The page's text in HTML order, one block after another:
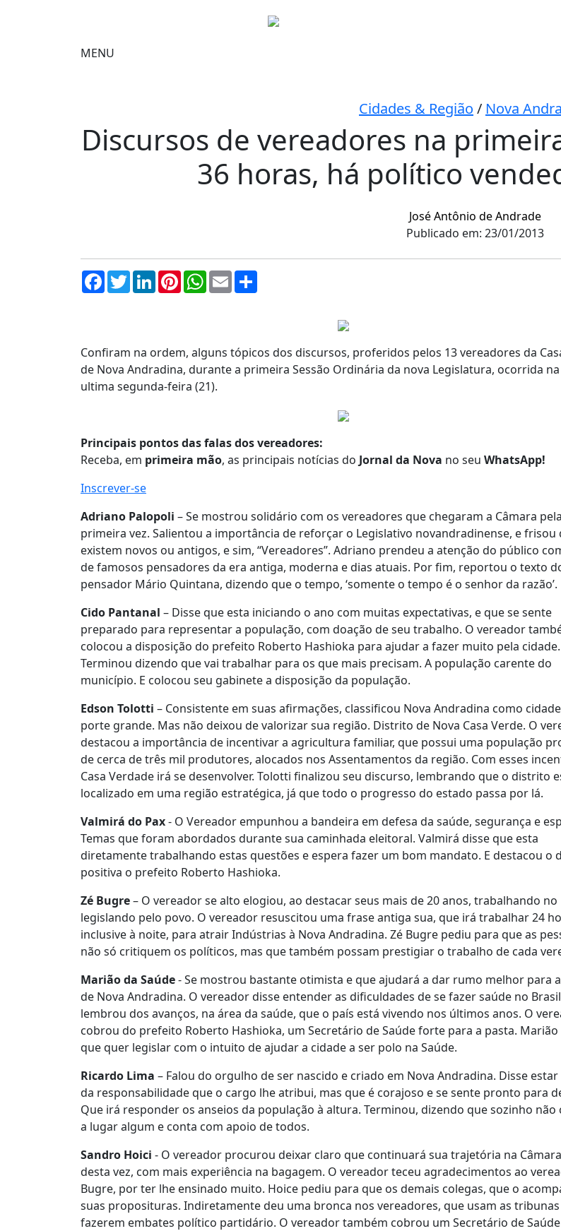
MENU
Cidades & Região / Nova
Discursos de vereadores na
36 horas, há político
José Antônio de Andrade
Publicado em: 23/01/2013
Facebook
TwitterLinkedInPinterestWhatsApp
Email
Confiram na ordem, alguns tópicos dos discursos, proferidos pelos 13 vereadores da
de Nova Andradina, durante a primeira Sessão Ordinária da nova Legislatura, ocorrida
ultima segunda-feira (21).
Principais pontos das falas dos vereadores:
Receba, em primeira mão, as principais notícias do Jornal da Nova no seu WhatsApp!
Inscrever-se
Adriano Palopoli – Se mostrou solidário com os vereadores que chegaram a Câmara pela
primeira vez. Salientou a importância de reforçar o Legislativo novandradinense, e frisou
existem novos ou antigos, e sim, “Vereadores”. Adriano prendeu a atenção do público
de famosos pensadores da era antiga, moderna e dias atuais. Por fim, reportou o texto
pensador Mário Quintana, dizendo que o tempo, ‘somente o tempo é o senhor da razão’.
Cido Pantanal – Disse que esta iniciando o ano com muitas expectativas, e que se sente
preparado para representar a população, com doação de seu trabalho. O vereador
colocou a disposição do prefeito Roberto Hashioka para ajudar a fazer muito pela cidade.
Terminou dizendo que vai trabalhar para os que mais precisam. A população carente do
município. E colocou seu gabinete a disposição da população.
Edson Tolotti – Consistente em suas afirmações, classificou Nova Andradina como
porte grande. Mas não deixou de valorizar sua região. Distrito de Nova Casa Verde. O
destacou a importância de incentivar a agricultura familiar, que possui uma população
de cerca de três mil produtores, alocados nos Assentamentos da região. Com esses
Casa Verdade irá se desenvolver. Tolotti finalizou seu discurso, lembrando que o distrito
localizado em uma região estratégica, já que todo o progresso do estado passa por lá.
Valmirá do Pax- O Vereador empunhou a bandeira em defesa da saúde, segurança e
Temas que foram abordados durante sua caminhada eleitoral. Valmirá disse que esta
diretamente trabalhando estas questões e espera fazer um bom mandato. E destacou o
positiva o prefeito Roberto Hashioka.
Zé Bugre– O vereador se alto elogiou, ao destacar seus mais de 20 anos, trabalhando no
legislando pelo povo. O vereador resuscitou uma frase antiga sua, que irá trabalhar 24
inclusive à noite, para atrair Indústrias à Nova Andradina. Zé Bugre pediu para que as
não só critiquem os políticos, mas que também possam prestigiar o trabalho de cada
Marião da Saúde- Se mostrou bastante otimista e que ajudará a dar rumo melhor para
de Nova Andradina. O vereador disse entender as dificuldades de se fazer saúde no
lembrou dos avanços, na área da saúde, que o país está vivendo nos últimos anos. O
cobrou do prefeito Roberto Hashioka, um Secretário de Saúde forte para a pasta.
que quer legislar com o intuito de ajudar a cidade a ser polo na Saúde.
Ricardo Lima – Falou do orgulho de ser nascido e criado em Nova Andradina. Disse
da responsabilidade que o cargo lhe atribui, mas que é corajoso e se sente pronto para
Que irá responder os anseios da população à altura. Terminou, dizendo que sozinho não
a lugar algum e conta com apoio de todos.
Sandro Hoici - O vereador procurou deixar claro que continuará sua trajetória na
desta vez, com mais experiência na bagagem. O vereador teceu agradecimentos ao
Bugre, por ter lhe ensinado muito. Hoice pediu para que os demais colegas, que o
suas proposituras. Indiretamente deu uma bronca nos vereadores, que usam as
fazerem embates político partidário. O vereador também cobrou um Secretário de